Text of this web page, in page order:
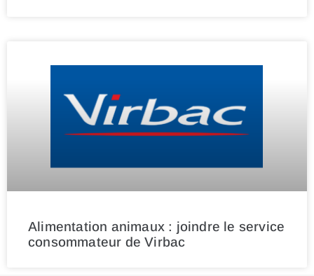
Alimentation animaux : joindre le service
consommateur de Virbac